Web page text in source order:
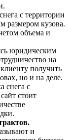
с территории
размером кузова.
объема и
юридическим
на
получить
но и на деле.
снега с
стоит
и